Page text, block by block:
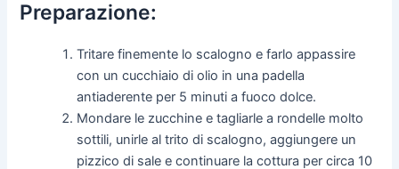
Preparazione:
Tritare finemente lo scalogno e farlo appassire
con un cucchiaio di olio in una padella
antiaderente per 5 minuti a fuoco dolce.
Mondare le zucchine e tagliarle a rondelle molto
sottili, unirle al trito di scalogno, aggiungere un
pizzico di sale e continuare la cottura per circa 10